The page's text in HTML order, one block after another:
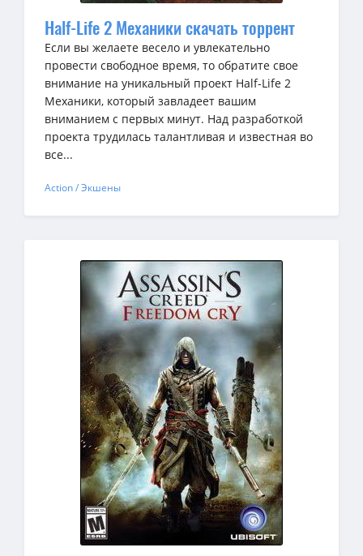
Half-Life 2 Механики скачать торрент
Если вы желаете весело и увлекательно
провести свободное время, то обратите свое
внимание на уникальный проект Half-Life 2
Механики, который завладеет вашим
вниманием с первых минут. Над разработкой
проекта трудилась талантливая и известная во
все...
Action / Экшены